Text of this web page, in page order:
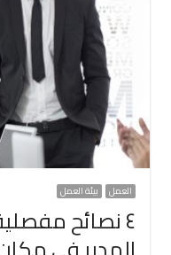
العمل بيئة العمل
٤ نصائح